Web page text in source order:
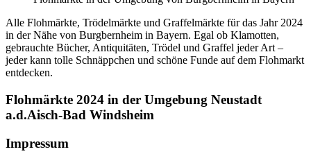
Alle Flohmärkte, Trödelmärkte und Graffelmärkte für das Jahr 2024
in der Nähe von Burgbernheim in Bayern. Egal ob Klamotten,
gebrauchte Bücher, Antiquitäten, Trödel und Graffel jeder Art –
jeder kann tolle Schnäppchen und schöne Funde auf dem Flohmarkt
entdecken.
Flohmärkte 2024 in der Umgebung Neustadt
a.d.Aisch-Bad Windsheim
Footer
Impressum